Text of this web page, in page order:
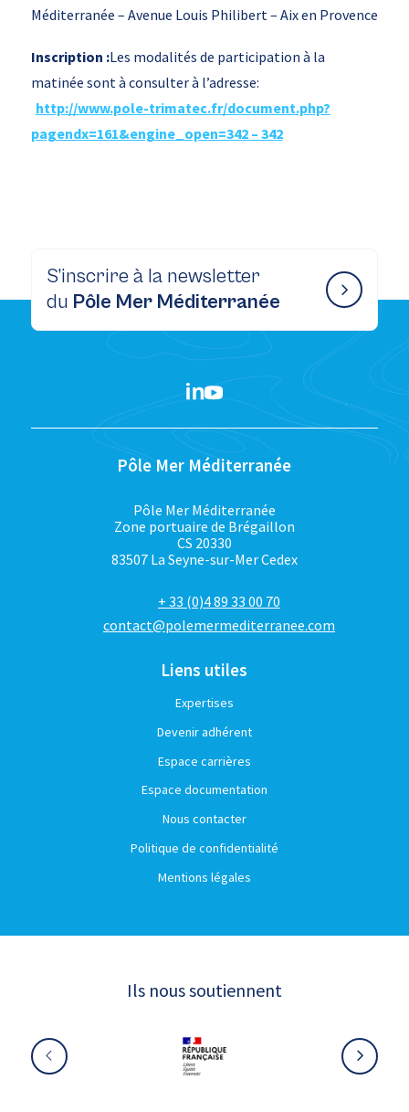
Méditerranée – Avenue Louis Philibert – Aix en Provence
Inscription :Les modalités de participation à la
matinée sont à consulter à l’adresse:
http://www.pole-trimatec.fr/document.php?
pagendx=161&engine_open=342 – 342
S’inscrire à la newsletter
du Pôle Mer Méditerranée
Pôle Mer Méditerranée
Pôle Mer Méditerranée
Zone portuaire de Brégaillon
CS 20330
83507 La Seyne-sur-Mer Cedex
+ 33 (0)4 89 33 00 70
contact@polemermediterranee.com
Liens utiles
Expertises
Devenir adhérent
Espace carrières
Espace documentation
Nous contacter
Politique de confidentialité
Mentions légales
Ils nous soutiennent